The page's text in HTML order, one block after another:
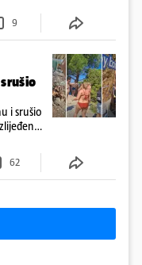
9
i srušio
62